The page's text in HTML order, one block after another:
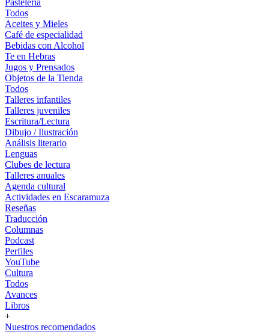
Pastelería
Todos
Aceites y Mieles
Café de especialidad
Bebidas con Alcohol
Te en Hebras
Jugos y Prensados
Objetos de la Tienda
Todos
Talleres infantiles
Talleres juveniles
Escritura/Lectura
Dibujo / Ilustración
Análisis literario
Lenguas
Clubes de lectura
Talleres anuales
Agenda cultural
Actividades en Escaramuza
Reseñas
Traducción
Columnas
Podcast
Perfiles
YouTube
Cultura
Todos
Avances
Libros
+
Nuestros recomendados